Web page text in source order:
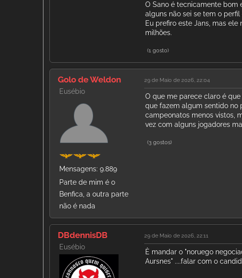
O Sano é tecnicamente bom
alguns não sei se tem o
Eu prefiro este Jans, mas
milhões.
(1 gosto)
Golo de Weldon
Eusébio
Mensagens: 9.889
Parte de mim é o
Benfica, a outra parte
não é nada
29 de Maio de 2026, 22:04
O que me parece claro é
que fazem algum sentido no
campeonatos menos vistos,
vez com alguns jogadores
(3 gostos)
DBdennisDB
Eusébio
29 de Maio de 2026, 22:11
È mandar o "noruego
Aursnes" ....falar com o